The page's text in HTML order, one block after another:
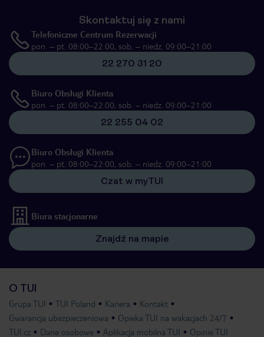
Skontaktuj się z nami
Telefoniczne Centrum Rezerwacji
pon. – pt. 08:00–22:00, sob. – niedz. 09:00–21:00
22 270 31 20
Biuro Obsługi Klienta
pon. – pt. 08:00–22:00, sob. – niedz. 09:00–21:00
22 255 04 02
Biuro Obsługi Klienta
pon. – pt. 08:00–22:00, sob. – niedz. 09:00–21:00
Czat w myTUI
Biura stacjonarne
Znajdź na mapie
O TUI
Grupa TUI TUI Poland Kariera
Kontakt
Gwarancja ubezpieczeniowa
Opieka TUI na wakacjach 24/7
TUI.cz
Dane osobowe Aplikacja mobilna TUI Opinie TUI